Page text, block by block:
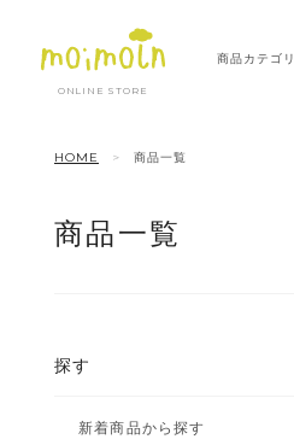
ONLINE STORE
商品カテゴリ
HOME 商品一覧
商品一覧
探す
新着商品から探す